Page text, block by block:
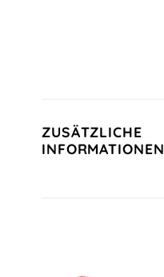
ZUSÄTZLICHE
INFORMATIONEN